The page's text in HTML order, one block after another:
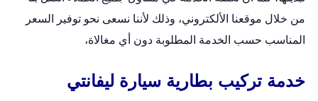
من خلال موقعنا الألكتروني، وذلك لأننا نسعى نحو توفير السعر
المناسب حسب الخدمة المطلوبة دون أي مغالاة،
خدمة تركيب بطارية سيارة ليفانتي